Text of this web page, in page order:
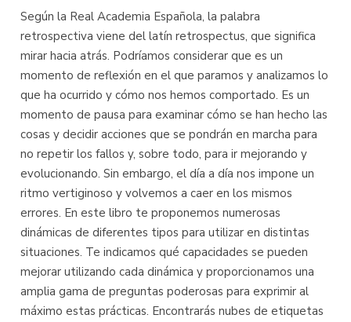
Según la Real Academia Española, la palabra
retrospectiva viene del latín retrospectus, que significa
mirar hacia atrás. Podríamos considerar que es un
momento de reflexión en el que paramos y analizamos lo
que ha ocurrido y cómo nos hemos comportado. Es un
momento de pausa para examinar cómo se han hecho las
cosas y decidir acciones que se pondrán en marcha para
no repetir los fallos y, sobre todo, para ir mejorando y
evolucionando. Sin embargo, el día a día nos impone un
ritmo vertiginoso y volvemos a caer en los mismos
errores. En este libro te proponemos numerosas
dinámicas de diferentes tipos para utilizar en distintas
situaciones. Te indicamos qué capacidades se pueden
mejorar utilizando cada dinámica y proporcionamos una
amplia gama de preguntas poderosas para exprimir al
máximo estas prácticas. Encontrarás nubes de etiquetas